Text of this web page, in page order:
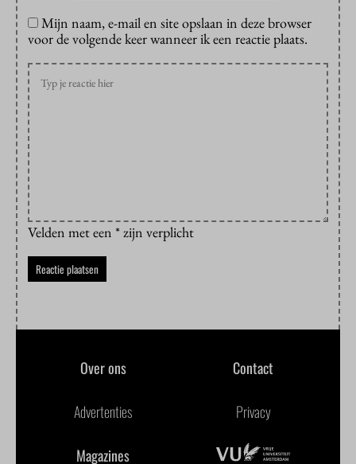
Mijn naam, e-mail en site opslaan in deze browser
voor de volgende keer wanneer ik een reactie plaats.
Velden met een * zijn verplicht
Over ons Contact
Advertenties Privacy
Magazines